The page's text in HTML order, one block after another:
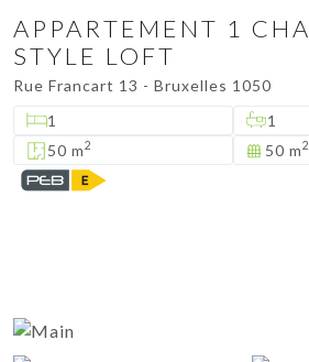
APPARTEMENT 1
STYLE LOFT
Rue Francart 13 - Bruxelles 1050
1
1
50 m2 50 m2